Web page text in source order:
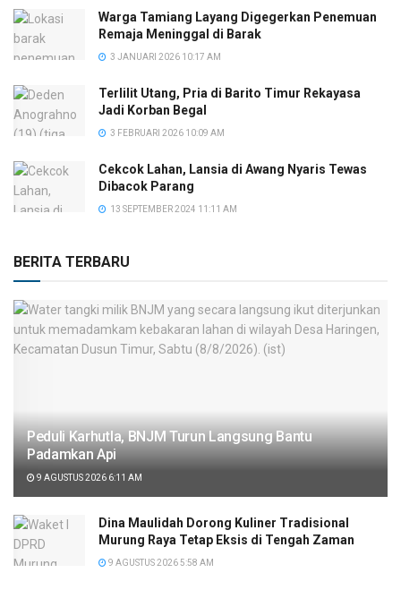
Warga Tamiang Layang Digegerkan Penemuan
Remaja Meninggal di Barak
3 JANUARI 2026 10:17 AM
Terlilit Utang, Pria di Barito Timur Rekayasa
Jadi Korban Begal
3 FEBRUARI 2026 10:09 AM
Cekcok Lahan, Lansia di Awang Nyaris Tewas
Dibacok Parang
13 SEPTEMBER 2024 11:11 AM
BERITA TERBARU
Peduli Karhutla, BNJM Turun Langsung Bantu
Padamkan Api
9 AGUSTUS 2026 6:11 AM
Dina Maulidah Dorong Kuliner Tradisional
Murung Raya Tetap Eksis di Tengah Zaman
9 AGUSTUS 2026 5:58 AM